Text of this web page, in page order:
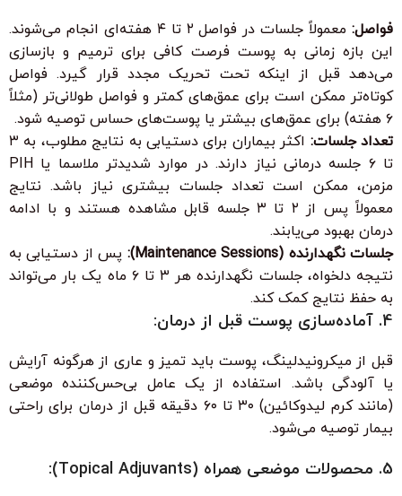
فواصل:
معمولاً جلسات در فواصل ۲ تا ۴ هفته‌ای انجام می‌شوند.
این بازه زمانی به پوست فرصت کافی برای ترمیم و بازسازی
می‌دهد قبل از اینکه تحت تحریک مجدد قرار گیرد. فواصل
کوتاه‌تر ممکن است برای عمق‌های کمتر و فواصل طولانی‌تر (مثلاً
۶ هفته) برای عمق‌های بیشتر یا پوست‌های حساس توصیه شود.
تعداد جلسات:
اکثر بیماران برای دستیابی به نتایج مطلوب، به ۳
تا ۶ جلسه درمانی نیاز دارند. در موارد شدیدتر ملاسما یا PIH
مزمن، ممکن است تعداد جلسات بیشتری نیاز باشد. نتایج
معمولاً پس از ۲ تا ۳ جلسه قابل مشاهده هستند و با ادامه
درمان بهبود می‌یابند.
جلسات نگهدارنده (Maintenance Sessions):
پس از دستیابی به
نتیجه دلخواه، جلسات نگهدارنده هر ۳ تا ۶ ماه یک بار می‌تواند
به حفظ نتایج کمک کند.
4. آماده‌سازی پوست قبل از درمان:
قبل از میکرونیدلینگ، پوست باید تمیز و عاری از هرگونه آرایش
یا آلودگی باشد. استفاده از یک عامل بی‌حس‌کننده موضعی
(مانند کرم لیدوکائین) ۳۰ تا ۶۰ دقیقه قبل از درمان برای راحتی
بیمار توصیه می‌شود.
5. محصولات موضعی همراه (Topical Adjuvants):